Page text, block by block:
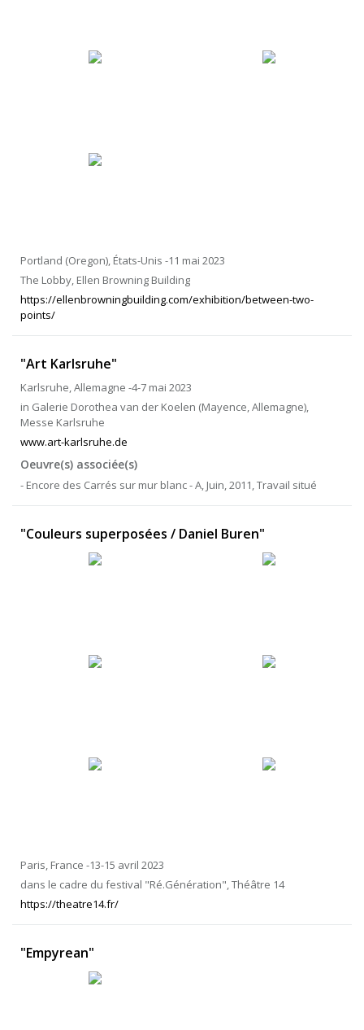
Portland (Oregon), États-Unis -11 mai 2023
The Lobby, Ellen Browning Building
https://ellenbrowningbuilding.com/exhibition/between-two-
points/
"Art Karlsruhe"
Karlsruhe, Allemagne -4-7 mai 2023
in Galerie Dorothea van der Koelen (Mayence, Allemagne),
Messe Karlsruhe
www.art-karlsruhe.de
Oeuvre(s) associée(s)
- Encore des Carrés sur mur blanc - A, Juin, 2011, Travail situé
"Couleurs superposées / Daniel Buren"
Paris, France -13-15 avril 2023
dans le cadre du festival "Ré.Génération", Théâtre 14
https://theatre14.fr/
"Empyrean"